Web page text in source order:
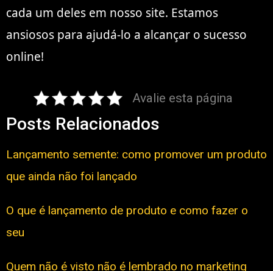
cada um deles em nosso site. Estamos
ansiosos para ajudá-lo a alcançar o sucesso
online!
Avalie esta página
Posts Relacionados
Lançamento semente: como promover um produto
que ainda não foi lançado
O que é lançamento de produto e como fazer o
seu
Quem não é visto não é lembrado no marketing